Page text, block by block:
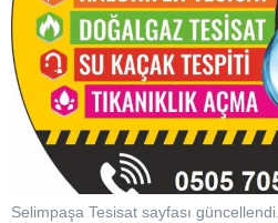
Selimpaşa Tesisat sayfası